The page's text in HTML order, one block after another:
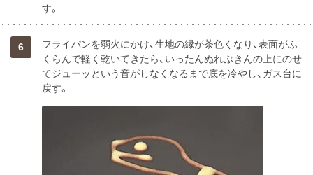
す。
6
フライパンを弱火にかけ、生地の縁が茶色くなり、表面がふ
くらんで軽く乾いてきたら、いったんぬれぶきんの上にのせ
てジューッという音がしなくなるまで底を冷やし、ガス台に
戻す。